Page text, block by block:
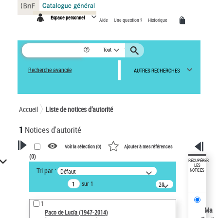
Espace personnel Aide Une question ? Historique
Tout
Recherche avancée AUTRES RECHERCHES
Accueil Liste de notices d’autorité
1 Notices d'autorité
VOTRE RECHERCHE
Recherche avancée dans les
notices d’autorité
Œuvres liées à l'auteur :
Paco de Lucía (1947-2014)
Voir la sélection (0) Ajouter à mes références
(0)
Tri par : Défaut
sur 1
20
résultats/page
1
Paco de Lucía (1947-2014)
RÉCUPÉRER
LES
NOTICES
Ma
Panneau de gestion des cookies